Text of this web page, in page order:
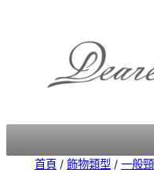
首頁/ 飾物類型 / 一般